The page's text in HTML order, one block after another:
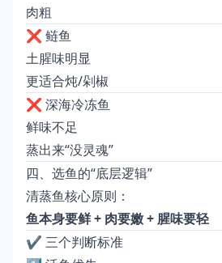
肉粗
❌ 鲢鱼
土腥味明显
更适合炖/剁椒
❌ 深海冷冻鱼
鲜味不足
蒸出来“没灵魂”
四、选鱼的“底层逻辑”
清蒸鱼核心原则：
鱼本身要鲜 + 肉要嫩 + 腥味要轻
✔️ 三个判断标准